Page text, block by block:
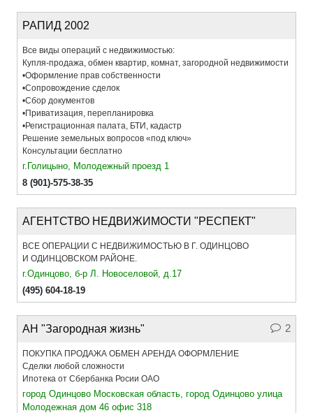
РАПИД 2002
Все виды операций с недвижимостью:
Купля-продажа, обмен квартир, комнат, загородной недвижимости
•Оформление прав собственности
•Сопровождение сделок
•Сбор документов
•Приватизация, перепланировка
•Регистрационная палата, БТИ, кадастр
Решение земельных вопросов «под ключ»
Консультации бесплатно
г.Голицыно, Молодежный проезд 1
8 (901)-575-38-35
АГЕНТСТВО НЕДВИЖИМОСТИ "РЕСПЕКТ"
ВСЕ ОПЕРАЦИИ С НЕДВИЖИМОСТЬЮ В Г. ОДИНЦОВО
И ОДИНЦОВСКОМ РАЙОНЕ.
г.Одинцово, б-р Л. Новоселовой, д.17
(495) 604-18-19
2
АН "Загородная жизнь"
ПОКУПКА ПРОДАЖА ОБМЕН АРЕНДА ОФОРМЛЕНИЕ
Сделки любой сложности
Ипотека от Сбербанка Росии ОАО
город Одинцово Московская область, город Одинцово улица
Молодежная дом 46 офис 318